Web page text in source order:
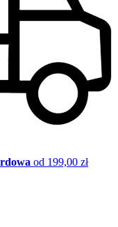
od 199,00 zł